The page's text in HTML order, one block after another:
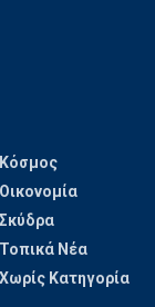
Κόσμος
Οικονομία
Σκύδρα
Τοπικά Νέα
Χωρίς Κατηγορία